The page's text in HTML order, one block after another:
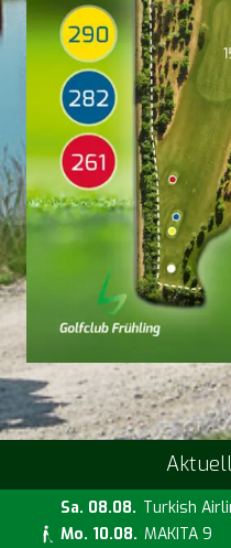
Sa. 08.08. Turkish
Mo. 10.08. MAKITA 9